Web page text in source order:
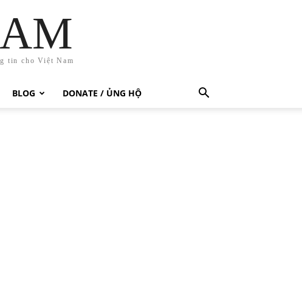
tin cho Việt Nam
BLOG DONATE / ỦNG HỘ